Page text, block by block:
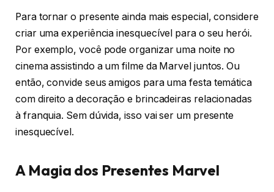
Para tornar o presente ainda mais especial, considere
criar uma experiência inesquecível para o seu herói.
Por exemplo, você pode organizar uma noite no
cinema assistindo a um filme da Marvel juntos. Ou
então, convide seus amigos para uma festa temática
com direito a decoração e brincadeiras relacionadas
à franquia. Sem dúvida, isso vai ser um presente
inesquecível.
A Magia dos Presentes Marvel